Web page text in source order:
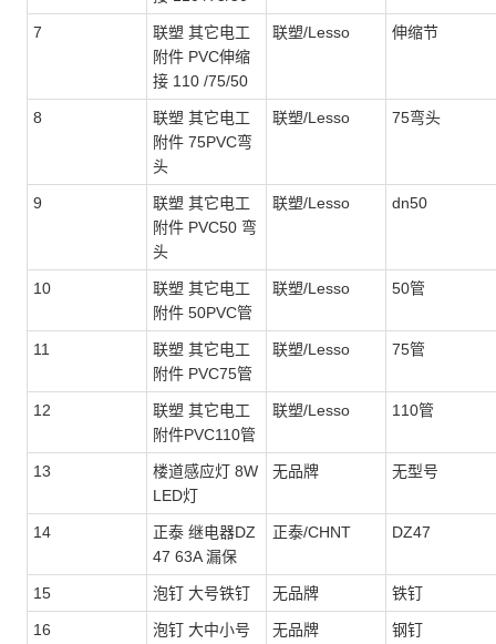
7
联塑 其它电工
附件 PVC伸缩
接 110 /75/50
联塑/Lesso 伸缩节
8
联塑 其它电工
附件 75PVC弯
头
联塑/Lesso 75弯头
9
联塑 其它电工
附件 PVC50 弯
头
联塑/Lesso dn50
10
联塑 其它电工
附件 50PVC管
联塑/Lesso 50管
11
联塑 其它电工
附件 PVC75管
联塑/Lesso 75管
12
联塑 其它电工
附件PVC110管
联塑/Lesso 110管
13
楼道感应灯 8W
LED灯
无品牌 无型号
14
正泰 继电器DZ
47 63A 漏保
正泰/CHNT DZ47
15 泡钉 大号铁钉 无品牌 铁钉
16
泡钉 大中小号
无品牌 钢钉